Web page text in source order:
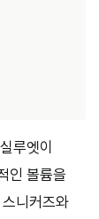
루엣이
인 볼륨을
니커즈와